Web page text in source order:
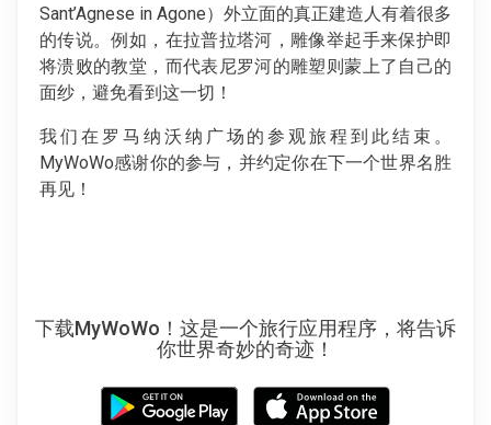
Sant’Agnese in Agone）外立面的真正建造人有着很多
的传说。例如，在拉普拉塔河，雕像举起手来保护即
将溃败的教堂，而代表尼罗河的雕塑则蒙上了自己的
面纱，避免看到这一切！
我们在罗马纳沃纳广场的参观旅程到此结束。
MyWoWo感谢你的参与，并约定你在下一个世界名胜
再见！
下载MyWoWo！这是一个旅行应用程序，将告诉
你世界奇妙的奇迹！